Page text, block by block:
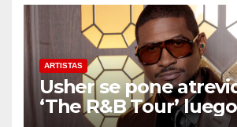
ARTISTAS
Usher se pone
‘The R&B Tour’